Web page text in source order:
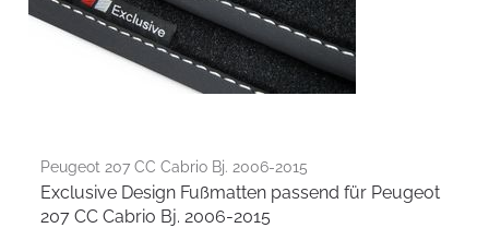
Peugeot 207 CC Cabrio Bj. 2006-2015
Exclusive Design Fußmatten passend für Peugeot
207 CC Cabrio Bj. 2006-2015